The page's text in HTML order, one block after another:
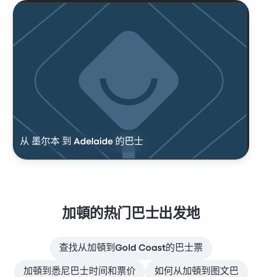
从 墨尔本 到 Adelaide 的巴士
加頓的热门巴士出发地
查找从加頓到Gold Coast的巴士票
加頓到悉尼巴士时间和票价 如何从加頓到图文巴